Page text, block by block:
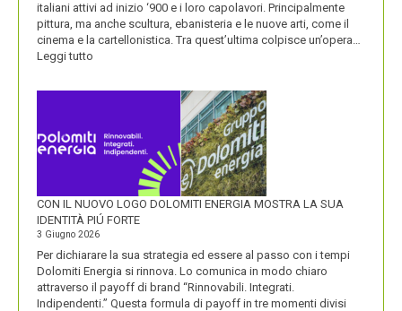
italiani attivi ad inizio ‘900 e i loro capolavori. Principalmente
pittura, ma anche scultura, ebanisteria e le nuove arti, come il
cinema e la cartellonistica. Tra quest’ultima colpisce un’opera…
Leggi tutto
SASSO
CON IL NUOVO LOGO DOLOMITI ENERGIA MOSTRA LA SUA
IDENTITÀ PIÚ FORTE
3 Giugno 2026
Per dichiarare la sua strategia ed essere al passo con i tempi
Dolomiti Energia si rinnova. Lo comunica in modo chiaro
attraverso il payoff di brand “Rinnovabili. Integrati.
Indipendenti.” Questa formula di payoff in tre momenti divisi